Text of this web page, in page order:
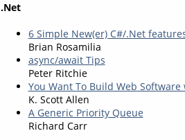
.Net
6 Simple New(er) C#/.Net
Brian Rosamilia
async/await Tips
Peter Ritchie
You Want To Build Web Software
K. Scott Allen
A Generic Priority Queue
Richard Carr